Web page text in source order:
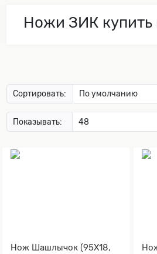
Ножи ЗИК купить
Сортировать:
Показывать:
Нож Шашлычок (95Х18,